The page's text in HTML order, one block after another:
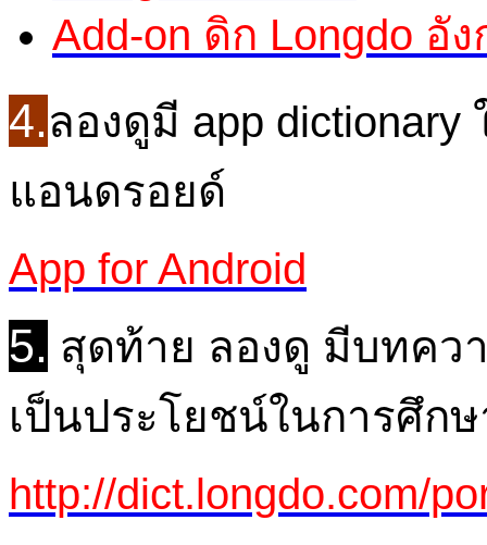
Add-on ดิก Longdo อั
4.ลองดูมี app
แอนดรอยด์
App for Android
5. สุดท้าย ลองดู มีบทคว
เป็นประโยชน์ในการศึก
http://dict.longdo.com/